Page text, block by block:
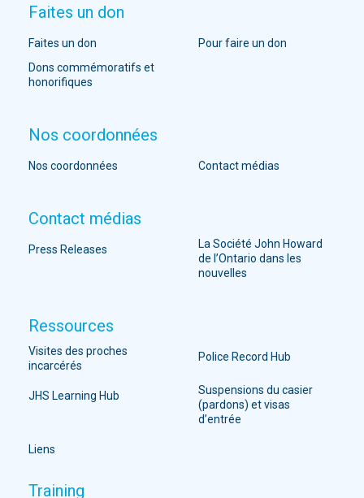
Faites un don
Faites un don
Pour faire un don
Dons commémoratifs et
honorifiques
Nos coordonnées
Nos coordonnées Contact médias
Contact médias
Press Releases
La Société John Howard
de l’Ontario dans les
nouvelles
Ressources
Visites des proches
incarcérés
Police Record Hub
JHS Learning Hub
Suspensions du casier
(pardons) et visas
d’entrée
Liens
Training